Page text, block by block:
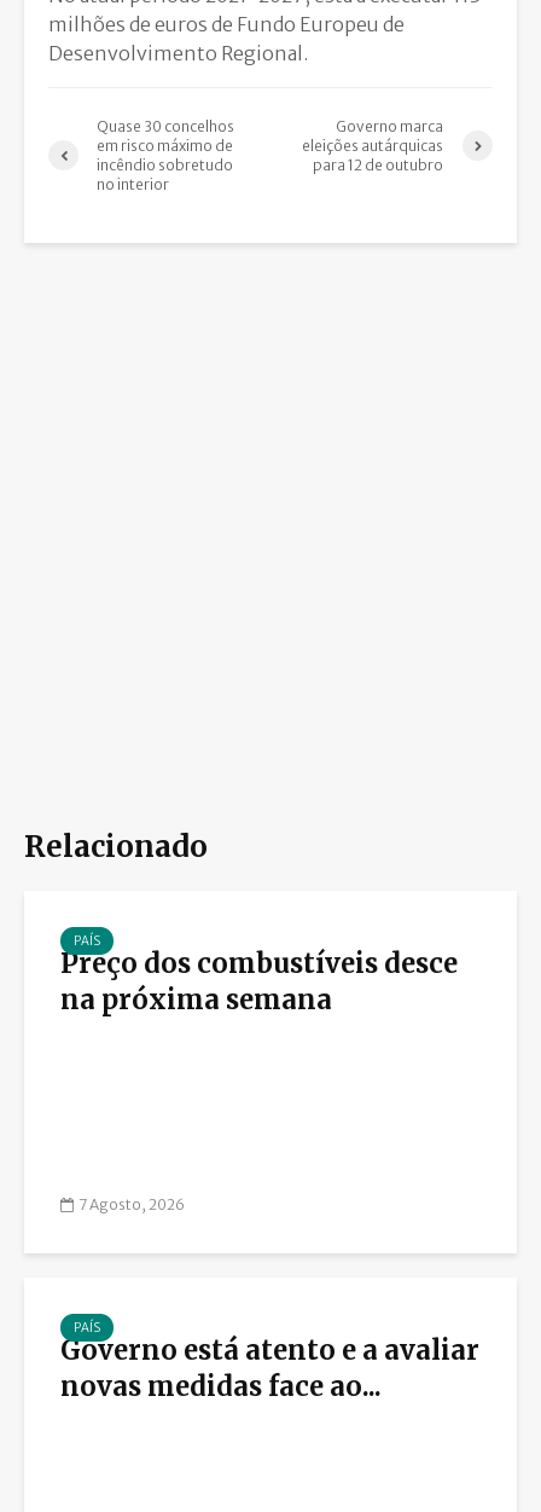
milhões de euros de Fundo Europeu de
Desenvolvimento Regional.
Quase 30 concelhos
em risco máximo de
incêndio sobretudo
no interior
Governo marca
eleições autárquicas
para 12 de outubro
Relacionado
PAÍS
Preço dos combustíveis desce
na próxima semana
7 Agosto, 2026
PAÍS
Governo está atento e a avaliar
novas medidas face ao...